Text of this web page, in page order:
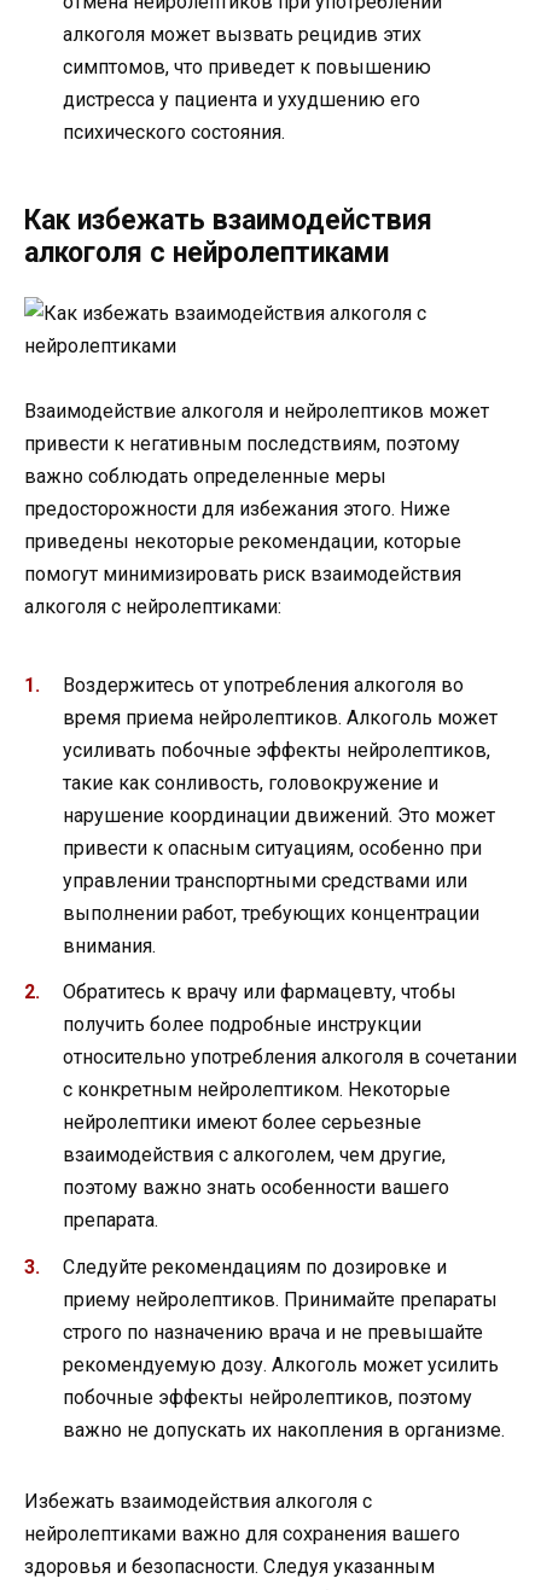
алкоголя может вызвать рецидив этих
симптомов, что приведет к повышению
дистресса у пациента и ухудшению его
психического состояния.
Как избежать взаимодействия
алкоголя с нейролептиками
Взаимодействие алкоголя и нейролептиков может
привести к негативным последствиям, поэтому
важно соблюдать определенные меры
предосторожности для избежания этого. Ниже
приведены некоторые рекомендации, которые
помогут минимизировать риск взаимодействия
алкоголя с нейролептиками:
Воздержитесь от употребления алкоголя во
время приема нейролептиков. Алкоголь может
усиливать побочные эффекты нейролептиков,
такие как сонливость, головокружение и
нарушение координации движений. Это может
привести к опасным ситуациям, особенно при
управлении транспортными средствами или
выполнении работ, требующих концентрации
внимания.
Обратитесь к врачу или фармацевту, чтобы
получить более подробные инструкции
относительно употребления алкоголя в сочетании
с конкретным нейролептиком. Некоторые
нейролептики имеют более серьезные
взаимодействия с алкоголем, чем другие,
поэтому важно знать особенности вашего
препарата.
Следуйте рекомендациям по дозировке и
приему нейролептиков. Принимайте препараты
строго по назначению врача и не превышайте
рекомендуемую дозу. Алкоголь может усилить
побочные эффекты нейролептиков, поэтому
важно не допускать их накопления в организме.
Избежать взаимодействия алкоголя с
нейролептиками важно для сохранения вашего
здоровья и безопасности. Следуя указанным